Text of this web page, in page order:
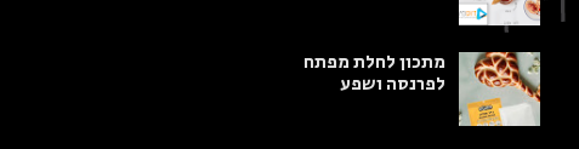
מתכון לחלת מפתח
לפרנסה ושפע